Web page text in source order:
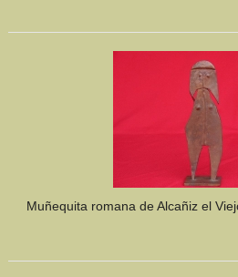
Muñequita romana de Alcañiz el